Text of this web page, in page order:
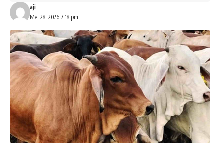
Mei 28, 2026 7:18 pm
aji